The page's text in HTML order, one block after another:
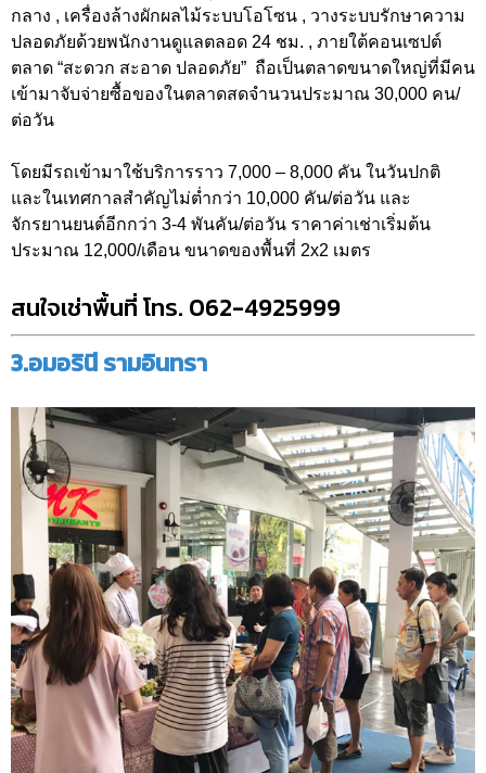
กลาง , เครื่องล้างผักผลไม้ระบบโอโซน , วางระบบรักษาความ
ปลอดภัยด้วยพนักงานดูแลตลอด 24 ชม. , ภายใต้คอนเซปต์
ตลาด “สะดวก สะอาด ปลอดภัย” ถือเป็นตลาดขนาดใหญ่ที่มีคน
เข้ามาจับจ่ายซื้อของในตลาดสดจำนวนประมาณ 30,000 คน/
ต่อวัน
โดยมีรถเข้ามาใช้บริการราว 7,000 – 8,000 คัน ในวันปกติ
และในเทศกาลสำคัญไม่ต่ำกว่า 10,000 คัน/ต่อวัน และ
จักรยานยนต์อีกกว่า 3-4 พันคัน/ต่อวัน ราคาค่าเช่าเริ่มต้น
ประมาณ 12,000/เดือน ขนาดของพื้นที่ 2x2 เมตร
สนใจเช่าพื้นที่ โทร. 062-4925999
3.อมอรินี รามอินทรา